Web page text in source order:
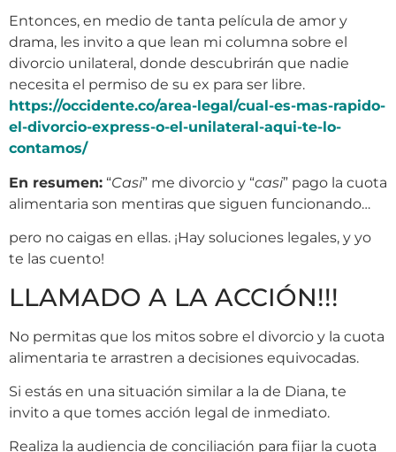
Entonces, en medio de tanta película de amor y
drama, les invito a que lean mi columna sobre el
divorcio unilateral, donde descubrirán que nadie
necesita el permiso de su ex para ser libre.
https://occidente.co/area-legal/cual-es-mas-rapido-
el-divorcio-express-o-el-unilateral-aqui-te-lo-
contamos/
En resumen: “Casi” me divorcio y “casi” pago la cuota
alimentaria son mentiras que siguen funcionando…
pero no caigas en ellas. ¡Hay soluciones legales, y yo
te las cuento!
LLAMADO A LA ACCIÓN!!!
No permitas que los mitos sobre el divorcio y la cuota
alimentaria te arrastren a decisiones equivocadas.
Si estás en una situación similar a la de Diana, te
invito a que tomes acción legal de inmediato.
Realiza la audiencia de conciliación para fijar la cuota